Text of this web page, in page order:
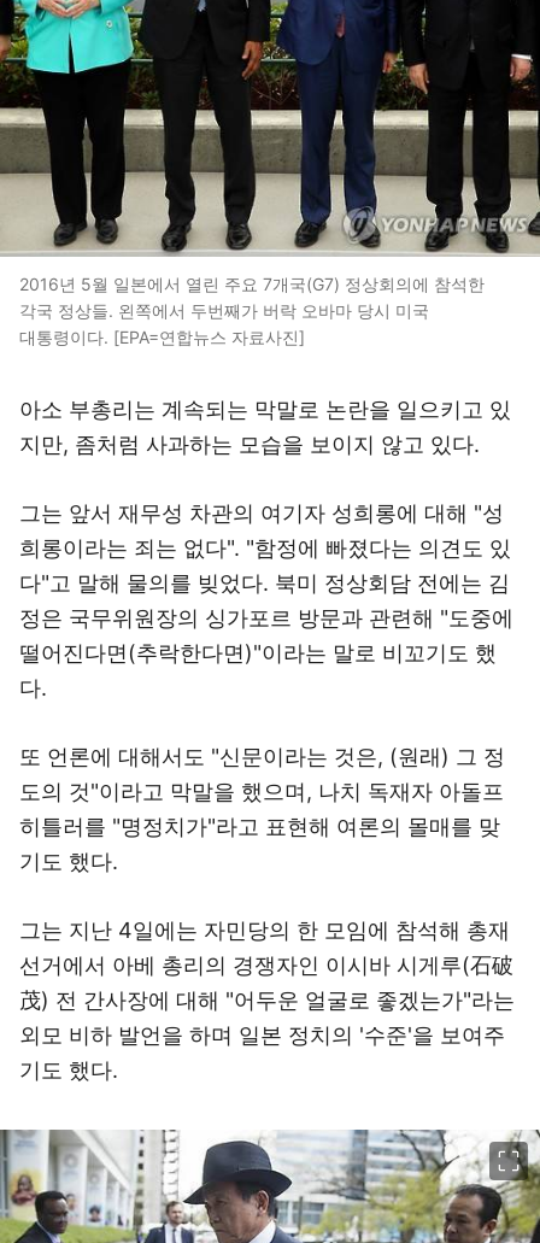
2016년 5월 일본에서 열린 주요 7개국(G7) 정상회의에 참석한
각국 정상들. 왼쪽에서 두번째가 버락 오바마 당시 미국
대통령이다. [EPA=연합뉴스 자료사진]
아소 부총리는 계속되는 막말로 논란을 일으키고 있
지만, 좀처럼 사과하는 모습을 보이지 않고 있다.
그는 앞서 재무성 차관의 여기자 성희롱에 대해 "성
희롱이라는 죄는 없다". "함정에 빠졌다는 의견도 있
다"고 말해 물의를 빚었다. 북미 정상회담 전에는 김
정은 국무위원장의 싱가포르 방문과 관련해 "도중에
떨어진다면(추락한다면)"이라는 말로 비꼬기도 했
다.
또 언론에 대해서도 "신문이라는 것은, (원래) 그 정
도의 것"이라고 막말을 했으며, 나치 독재자 아돌프
히틀러를 "명정치가"라고 표현해 여론의 몰매를 맞
기도 했다.
그는 지난 4일에는 자민당의 한 모임에 참석해 총재
선거에서 아베 총리의 경쟁자인 이시바 시게루(石破
茂) 전 간사장에 대해 "어두운 얼굴로 좋겠는가"라는
외모 비하 발언을 하며 일본 정치의 '수준'을 보여주
기도 했다.